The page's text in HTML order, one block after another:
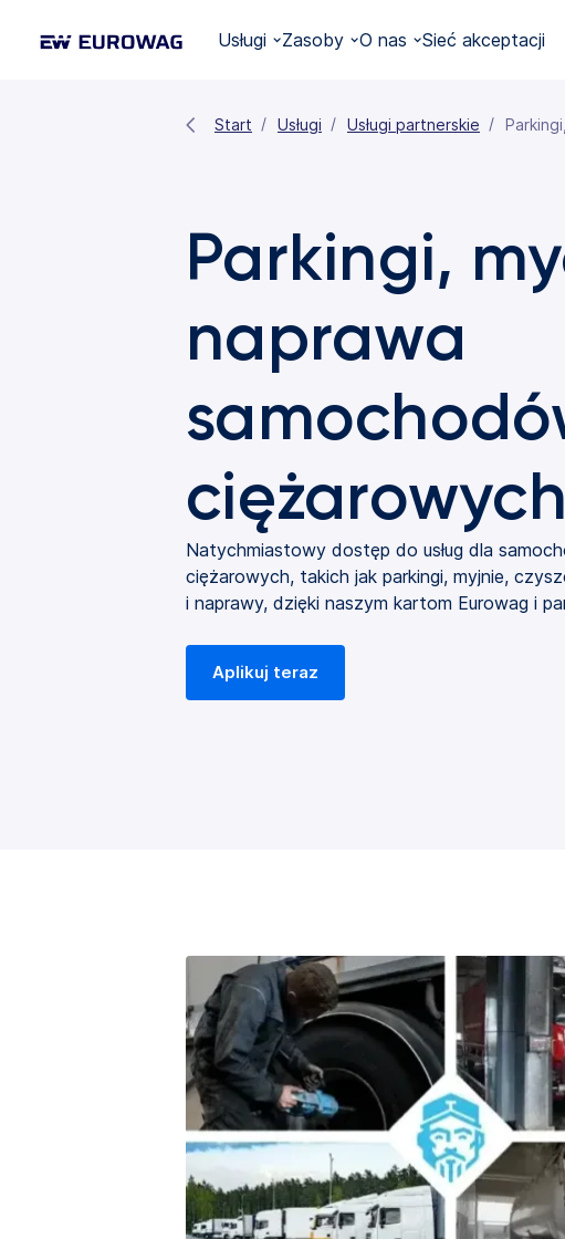
Usługi Zasoby O nas Sieć akceptacji
Start Usługi Usługi partnerskie
Parkingi,
naprawa
ciężarowych
Natychmiastowy dostęp do usług dla
ciężarowych, takich jak parkingi, myjnie,
i naprawy, dzięki naszym kartom Eurowag i
Aplikuj teraz